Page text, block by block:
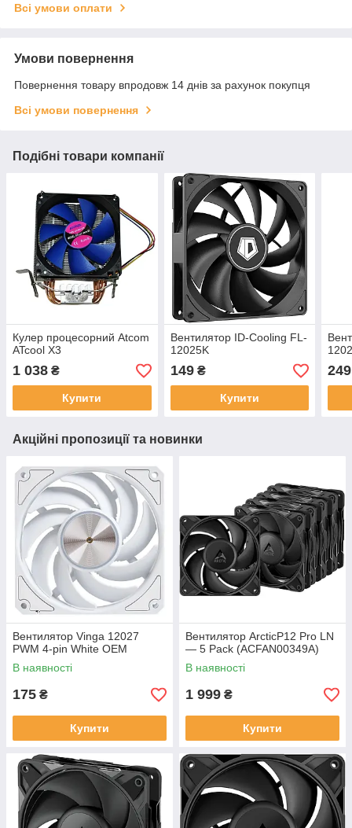
Всі умови оплати
Умови повернення
Повернення товару впродовж 14 днів за рахунок покупця
Всі умови повернення
Подібні товари компанії
Кулер процесорний Atcom
ATcool X3
1 038 ₴
Купити
Вентилятор ID-Cooling FL-
12025K
149₴
Купити
249
Акційні пропозиції та новинки
Вентилятор Vinga 12027
PWM 4-pin White ОЕМ
В наявності
175 ₴
Купити
Вентилятор ArcticP12 Pro LN
— 5 Pack (ACFAN00349A)
В наявності
1 999 ₴
Купити